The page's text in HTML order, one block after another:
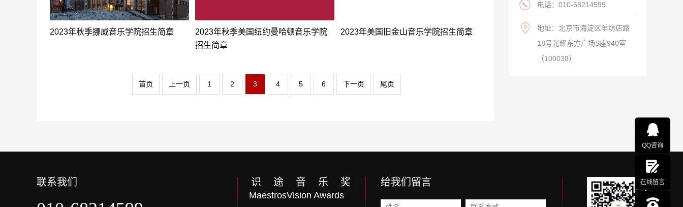
2023年秋季挪威音乐学院招生简章
2023年秋季美国纽约曼哈顿音乐学院
招生简章
2023年美国旧金山音乐学院招生简章
首页 上一页 1 2 3 4 5 6 下一页 尾页
电话：010-68214599
地址：北京市海淀区羊坊店路
18号光耀东方广场S座940室
（100038）
联系我们 识 途 音 乐 奖
MaestrosVision Awards
给我们留言
QQ咨询
在线留言